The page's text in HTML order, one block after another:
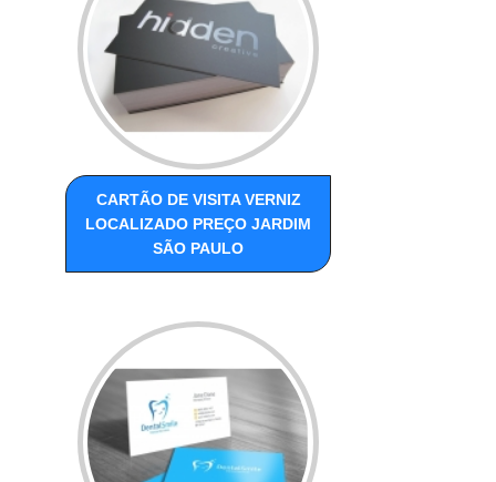
CARTÃO DE VISITA VERNIZ
LOCALIZADO PREÇO JARDIM
SÃO PAULO